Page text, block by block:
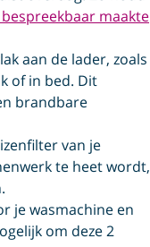
maakte
aan de lader, zoals
of in bed. Dit
brandbare
van je
te heet wordt,
je wasmachine en
om deze 2